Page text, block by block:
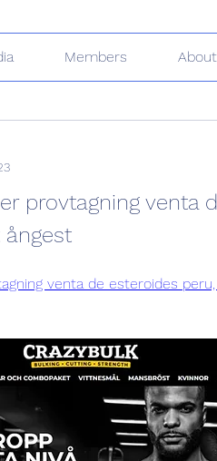
Members About
provtagning venta
venta de esteroides